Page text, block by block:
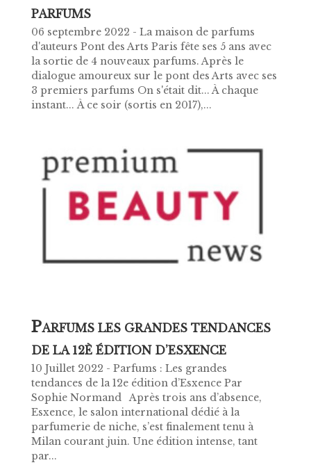
PARFUMS
06 septembre 2022 - La maison de parfums
d'auteurs Pont des Arts Paris fête ses 5 ans avec
la sortie de 4 nouveaux parfums. Après le
dialogue amoureux sur le pont des Arts avec ses
3 premiers parfums On s'était dit... À chaque
instant... À ce soir (sortis en 2017),...
PARFUMS LES GRANDES TENDANCES
DE LA 12È ÉDITION D’ESXENCE
10 Juillet 2022 - Parfums : Les grandes
tendances de la 12e édition d’Esxence Par
Sophie Normand Après trois ans d’absence,
Esxence, le salon international dédié à la
parfumerie de niche, s’est finalement tenu à
Milan courant juin. Une édition intense, tant
par...